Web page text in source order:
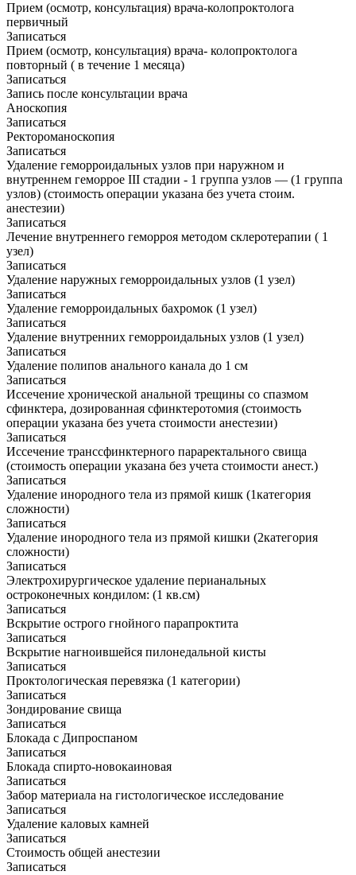
Прием (осмотр, консультация) врача-колопроктолога
первичный
Записаться
Прием (осмотр, консультация) врача- колопроктолога
повторный ( в течение 1 месяца)
Записаться
Запись после консультации врача
Аноскопия
Записаться
Ректороманоскопия
Записаться
Удаление геморроидальных узлов при наружном и
внутреннем геморрое III стадии - 1 группа узлов — (1 группа
узлов) (стоимость операции указана без учета стоим.
анестезии)
Записаться
Лечение внутреннего геморроя методом склеротерапии ( 1
узел)
Записаться
Удаление наружных геморроидальных узлов (1 узел)
Записаться
Удаление геморроидальных бахромок (1 узел)
Записаться
Удаление внутренних геморроидальных узлов (1 узел)
Записаться
Удаление полипов анального канала до 1 см
Записаться
Иссечение хронической анальной трещины со спазмом
сфинктера, дозированная сфинктеротомия (стоимость
операции указана без учета стоимости анестезии)
Записаться
Иссечение транссфинктерного параректального свища
(стоимость операции указана без учета стоимости анест.)
Записаться
Удаление инородного тела из прямой кишк (1категория
сложности)
Записаться
Удаление инородного тела из прямой кишки (2категория
сложности)
Записаться
Электрохирургическое удаление перианальных
остроконечных кондилом: (1 кв.см)
Записаться
Вскрытие острого гнойного парапроктита
Записаться
Вскрытие нагноившейся пилонедальной кисты
Записаться
Проктологическая перевязка (1 категории)
Записаться
Зондирование свища
Записаться
Блокада с Дипроспаном
Записаться
Блокада спирто-новокаиновая
Записаться
Забор материала на гистологическое исследование
Записаться
Удаление каловых камней
Записаться
Стоимость общей анестезии
Записаться